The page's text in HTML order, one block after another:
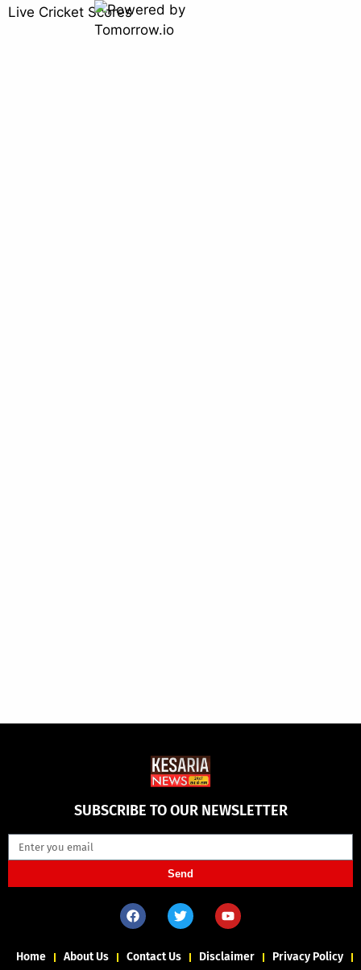
Live Cricket Scores
SUBSCRIBE TO OUR NEWSLETTER
Send
Home About Us Contact Us Disclaimer Privacy Policy